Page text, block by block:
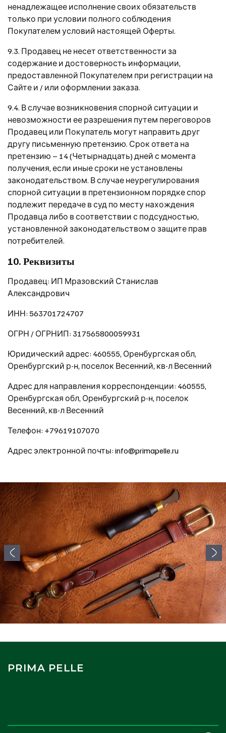
ненадлежащее исполнение своих обязательств
только при условии полного соблюдения
Покупателем условий настоящей Оферты.
9.3. Продавец не несет ответственности за
содержание и достоверность информации,
предоставленной Покупателем при регистрации на
Сайте и / или оформлении заказа.
9.4. В случае возникновения спорной ситуации и
невозможности ее разрешения путем переговоров
Продавец или Покупатель могут направить друг
другу письменную претензию. Срок ответа на
претензию – 14 (Четырнадцать) дней с момента
получения, если иные сроки не установлены
законодательством. В случае неурегулирования
спорной ситуации в претензионном порядке спор
подлежит передаче в суд по месту нахождения
Продавца либо в соответствии с подсудностью,
установленной законодательством о защите прав
потребителей.
10. Реквизиты
Продавец: ИП Мразовский Станислав
Александрович
ИНН: 563701724707
ОГРН / ОГРНИП: 317565800059931
Юридический адрес: 460555, Оренбургская обл,
Оренбургский р-н, поселок Весенний, кв-л Весенний
Адрес для направления корреспонденции: 460555,
Оренбургская обл, Оренбургский р-н, поселок
Весенний, кв-л Весенний
Телефон: +79619107070
Адрес электронной почты: info@primapelle.ru
PRIMA PELLE